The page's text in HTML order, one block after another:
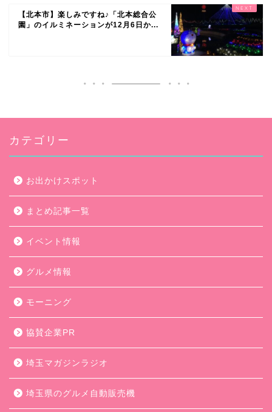
【北本市】楽しみですね♪「北本総合公
園」のイルミネーションが12月6日か...
カテゴリー
お出かけスポット
まとめ記事一覧
イベント情報
グルメ情報
モーニング
協賛企業PR
埼玉マガジンラジオ
埼玉県のグルメ自動販売機